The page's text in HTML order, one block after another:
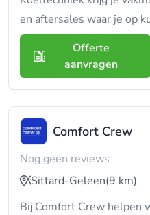
en aftersales waar je op
Offerte
aanvragen
Comfort Crew
Nog geen reviews
Sittard-Geleen(9 km)
Bij Comfort Crew helpen